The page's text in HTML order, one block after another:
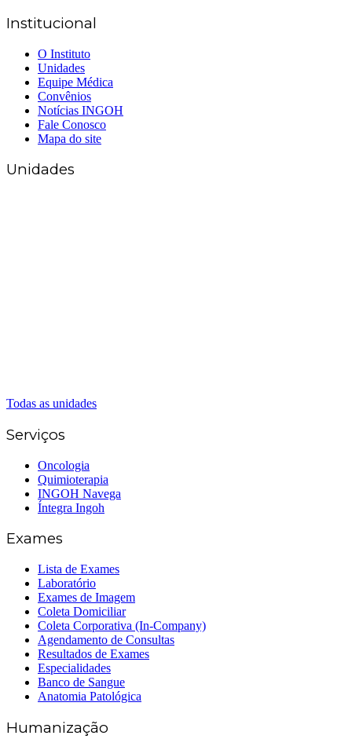
Institucional
O Instituto
Unidades
Equipe Médica
Convênios
Notícias INGOH
Fale Conosco
Mapa do site
Unidades
Todas as unidades
Serviços
Oncologia
Quimioterapia
INGOH Navega
Íntegra Ingoh
Exames
Lista de Exames
Laboratório
Exames de Imagem
Coleta Domiciliar
Coleta Corporativa (In-Company)
Agendamento de Consultas
Resultados de Exames
Especialidades
Banco de Sangue
Anatomia Patológica
Humanização